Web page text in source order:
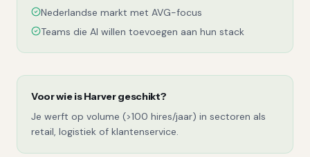
Nederlandse markt met AVG-focus
Teams die AI willen toevoegen aan hun stack
Voor wie isHarvergeschikt?
Je werft op volume (>100 hires/jaar) in sectoren als
retail, logistiek of klantenservice.